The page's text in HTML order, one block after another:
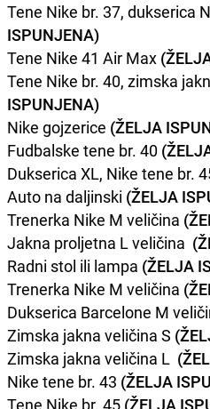
Tene Nike br. 37, dukserica
ISPUNJENA)
Tene Nike 41 Air Max
Tene Nike br. 40, zimska
ISPUNJENA)
Nike gojzerice (ŽELJA
Fudbalske tene br. 40
Dukserica XL, Nike tene br.
Auto na daljinski (ŽELJA
Trenerka Nike M veličina
Jakna proljetna L veličina
Radni stol ili lampa (ŽELJA
Trenerka Nike M veličina
Dukserica Barcelone M
Zimska jakna veličina S
Zimska jakna veličina L
Nike tene br. 43 (ŽELJA
Tene Nike br. 45 (ŽELJA